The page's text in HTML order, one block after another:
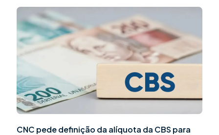
CNC pede definição da alíquota da CBS para